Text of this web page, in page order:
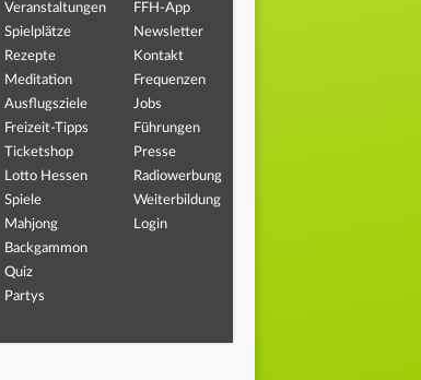
Veranstaltungen
Spielplätze
Rezepte
Meditation
Ausflugsziele
Freizeit-Tipps
Ticketshop
Lotto Hessen
Spiele
Mahjong
Backgammon
Quiz
Partys
FFH-App
Newsletter
Kontakt
Frequenzen
Jobs
Führungen
Presse
Radiowerbung
Weiterbildung
Login